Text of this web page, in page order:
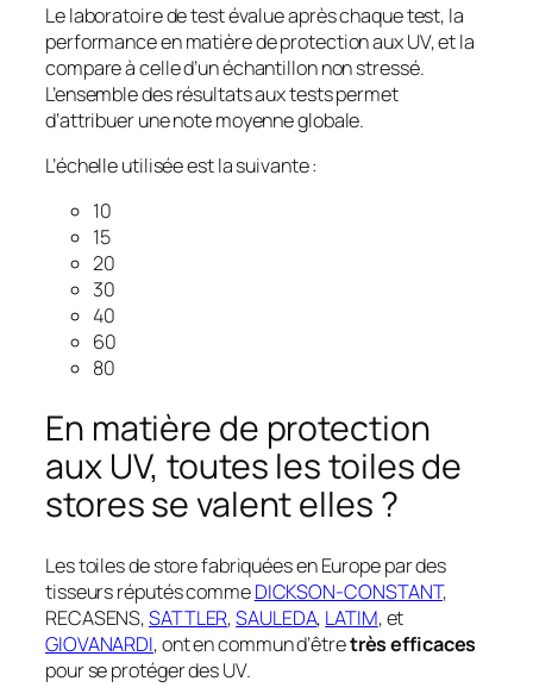
Le laboratoire de test évalue après chaque test, la
performance en matière de protection aux UV, et la
compare à celle d’un échantillon non stressé.
L’ensemble des résultats aux tests permet
d’attribuer une note moyenne globale.
L’échelle utilisée est la suivante :
10
15
20
30
40
60
80
En matière de protection
aux UV, toutes les toiles de
stores se valent elles ?
Les toiles de store fabriquées en Europe par des
tisseurs réputés commeDICKSON-CONSTANT,
RECASENS,SATTLER,SAULEDA, LATIM, et
GIOVANARDI, ont en commun d’êtretrès efficaces
pour se protéger des UV.